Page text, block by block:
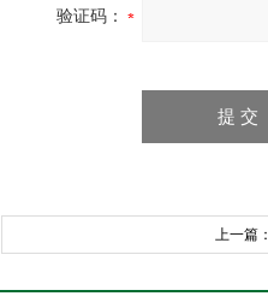
验证码：
上一篇：